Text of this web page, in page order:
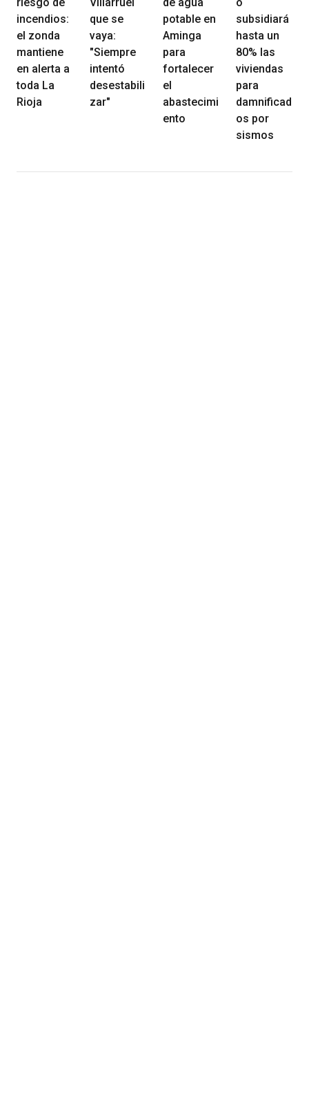
riesgo de
incendios:
el zonda
mantiene
en alerta a
toda La
Rioja
Villarruel
que se
vaya:
"Siempre
intentó
desestabili
zar"
de agua
potable en
Aminga
para
fortalecer
el
abastecimi
ento
o
subsidiará
hasta un
80% las
viviendas
para
damnificad
os por
sismos